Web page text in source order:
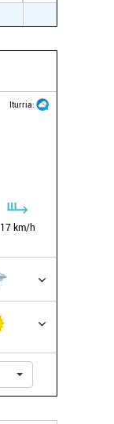
Iturria:
17 km/h